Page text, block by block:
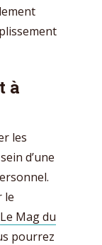
à
les
d’une
le
Le Mag du
pourrez